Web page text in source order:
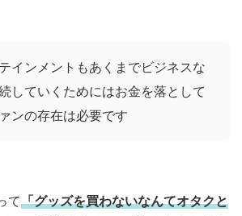
インメントもあくまでビジネスな
していくためにはお金を落として
ンの存在は必要です
て「グッズを買わないなんてオタクと